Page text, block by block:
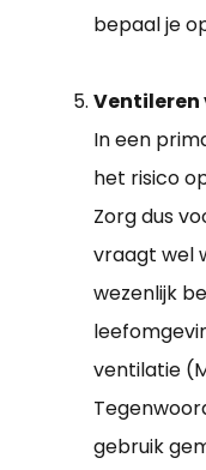
bepaal je
Ventileren
In een
het risico
Zorg dus
vraagt wel
wezenlijk
ventilatie
gebruik